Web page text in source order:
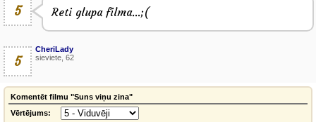
5 Reti glupa filma...;(
5
CheriLady
sieviete, 62
Komentēt filmu "Suns viņu zina"
Vērtējums: